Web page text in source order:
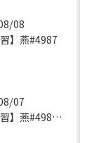
08
習】燕#4987
07
【金曜練習】燕#4986見附#493